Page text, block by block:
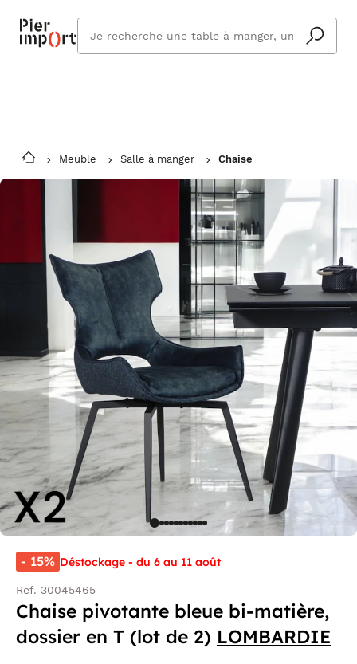
Vous êtes absent ? Pier Import s'adapte
et vous livre à votre retour.
En savoir plus
cherchez
vous ?
Meuble Salle à manger Chaise
- 15% Déstockage - du 6 au 11 août
Ref. 30045465
Chaise pivotante bleue bi-matière,
dossier en T (lot de 2) LOMBARDIE